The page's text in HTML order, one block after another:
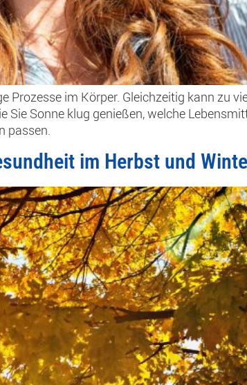
im Körper. Gleichzeitig kann zu
Sie Sonne klug genießen, welche
passen.
im Herbst und